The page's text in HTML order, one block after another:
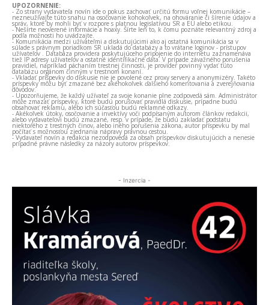
UPOZORNENIE:
- Zo strany vydavateľa novín ide o pokus zachovať určitú formu voľnej komunikácie –
nezneužívajte túto snahu na osočovanie kohokoľvek, na ohováranie či šírenie údajov a
správ, ktoré by mohli byť v rozpore s platnou legislatívou SR a EÚ alebo etikou.
- Nešírte neoverené informácie a hoaxy. Šírte len to, k čomu poznáte relevantný zdroj a
podľa možnosti ho uvádzajte.
- Komunikácia medzi užívateľmi a diskutujúcimi ako aj ostatná komunikácia sa v
súlade s právnym poriadkom SR ukladá do databázy a to vrátane loginov - prístupov
užívateľov . Databáza providera poskytujúceho pripojenie do internetu zaznamenáva
tiež IP adresy užívateľov a ostatné identifikačné dáta. V prípade závažného porušenia
pravidiel, napríklad páchaním trestnej činnosti, je provider povinný vydať túto
databázu orgánom činným v trestnom konaní.
- Vkladať príspevky do diskusie nie je povolené cez proxy servery a anonymizéry. Takéto
príspevky môžu byť zmazané bez akéhokoľvek ďalšieho komentovania a zverejňovania
dôvodov.
- Upozorňujeme, že každý užívateľ za svoje konanie plne zodpovedá sám. Administrátor
môže zmazať príspevky, ktoré budú porušovať pravidlá diskusie, prípadne budú
obsahovať reklamu, alebo ich súčasťou budú reklamné odkazy.
- Akékoľvek útoky, osočovanie a invektívy voči podpísaným autorom článkov redakcii,
alebo vydavateľovi budú zmazané, resp. v prípade, že budú zakladať podstatu
niektorého z trestných činov, alebo iného porušenia zákona, autor príspevku by mal
počítať s možnosťou zjednania nápravy právnou cestou.
- Vydavateľ novín a redakcia nezodpovedá za obsah príspevkov diskutujúcich a nenesie
prípadné právne následky za názory autorov príspevkov.
- Inzercia -